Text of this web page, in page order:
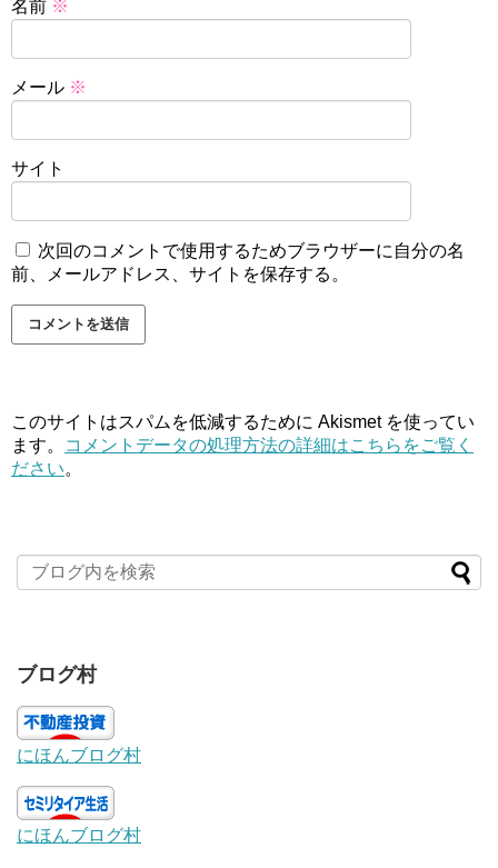
名前 ※
メール ※
サイト
次回のコメントで使用するためブラウザーに自分の名
前、メールアドレス、サイトを保存する。
このサイトはスパムを低減するために Akismet を使ってい
ます。
コメントデータの処理方法の詳細はこちらをご覧く
ださい。
ブログ村
にほんブログ村
にほんブログ村